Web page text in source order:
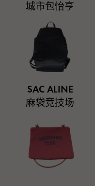
城市包怡亨
SAC ALINE
麻袋竞技场